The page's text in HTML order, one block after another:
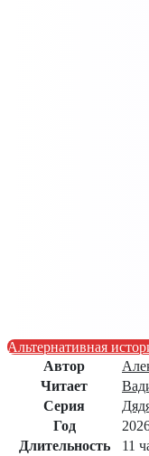
Альтернативная
Автор
Читает
Серия
Год
Длительность
11